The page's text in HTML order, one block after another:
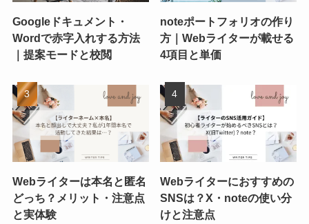
Googleドキュメント・
Wordで赤字入れする方法
｜提案モードと校閲
noteポートフォリオの作り
方｜Webライターが載せる
4項目と単価
Webライターは本名と匿名
どっち？メリット・注意点
と実体験
Webライターにおすすめの
SNSは？X・noteの使い分
けと注意点